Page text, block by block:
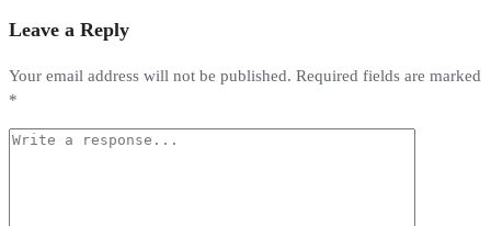
Leave a Reply
Your email address will not be published. Required fields are marked
*